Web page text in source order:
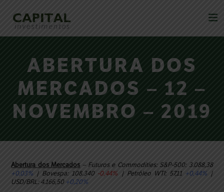
ABERTURA DOS
MERCADOS – 12 –
NOVEMBRO – 2019
Abertura dos Mercados – Futuros e Commodities: S&P-500: 3.088,38
+0,03% | Bovespa: 108.340 -0,44% | Petróleo WTI: 57,11 +0,44%|
USD/BRL: 4.166,50 +0,20%